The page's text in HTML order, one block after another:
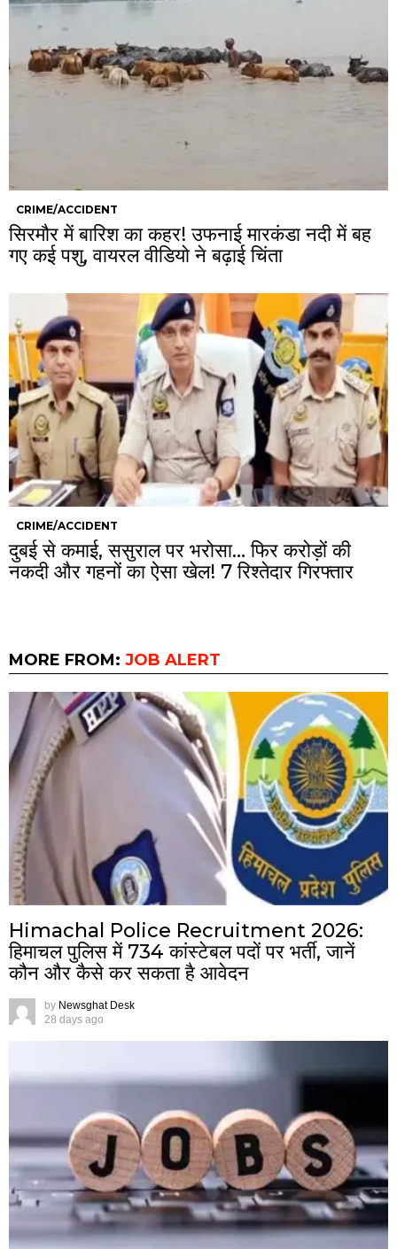
CRIME/ACCIDENT
सिरमौर में बारिश का कहर! उफनाई मारकंडा नदी में बह
गए कई पशु, वायरल वीडियो ने बढ़ाई चिंता
CRIME/ACCIDENT
दुबई से कमाई, ससुराल पर भरोसा… फिर करोड़ों की
नकदी और गहनों का ऐसा खेल! 7 रिश्तेदार गिरफ्तार
MORE FROM: JOB ALERT
Himachal Police Recruitment 2026:
हिमाचल पुलिस में 734 कांस्टेबल पदों पर भर्ती, जानें
कौन और कैसे कर सकता है आवेदन
by Newsghat Desk
28 days ago